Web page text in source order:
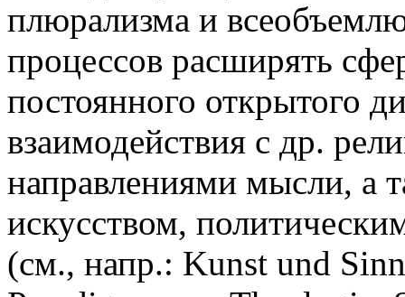
плюрализма и
процессов расширять
постоянного открытого
взаимодействия с др.
направлениями мысли, а
искусством,
(см., напр.: Kunst und